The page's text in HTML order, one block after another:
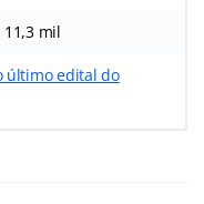
11,3 mil
último edital do